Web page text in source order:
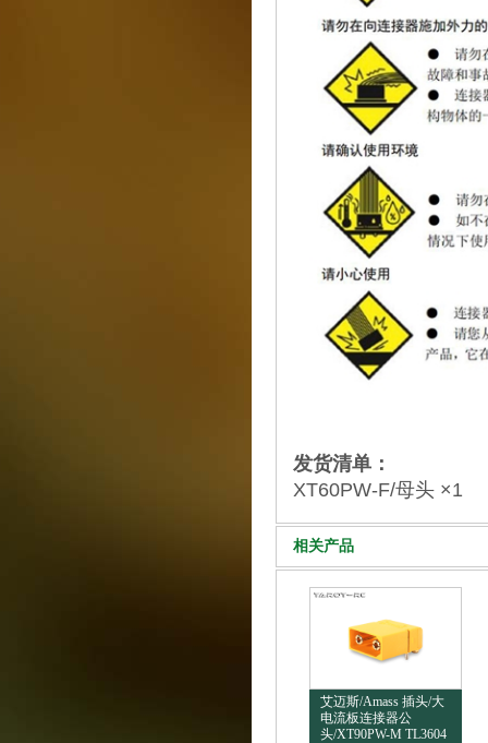
发货清单：
XT60PW-F/母头 ×1
相关产品
艾迈斯/Amass 插头/大
电流板连接器公
头/XT90PW-M TL3604